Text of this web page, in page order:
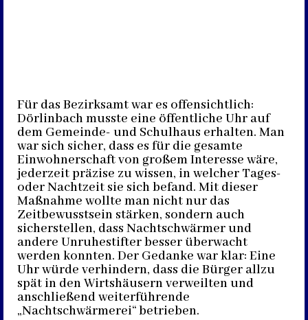
Für das Bezirksamt war es offensichtlich:
Dörlinbach musste eine öffentliche Uhr auf
dem Gemeinde- und Schulhaus erhalten. Man
war sich sicher, dass es für die gesamte
Einwohnerschaft von großem Interesse wäre,
jederzeit präzise zu wissen, in welcher Tages-
oder Nachtzeit sie sich befand. Mit dieser
Maßnahme wollte man nicht nur das
Zeitbewusstsein stärken, sondern auch
sicherstellen, dass Nachtschwärmer und
andere Unruhestifter besser überwacht
werden konnten. Der Gedanke war klar: Eine
Uhr würde verhindern, dass die Bürger allzu
spät in den Wirtshäusern verweilten und
anschließend weiterführende
„Nachtschwärmerei“ betrieben.